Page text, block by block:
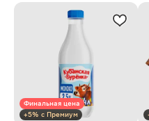
Финальная цена
+5% с Премиум